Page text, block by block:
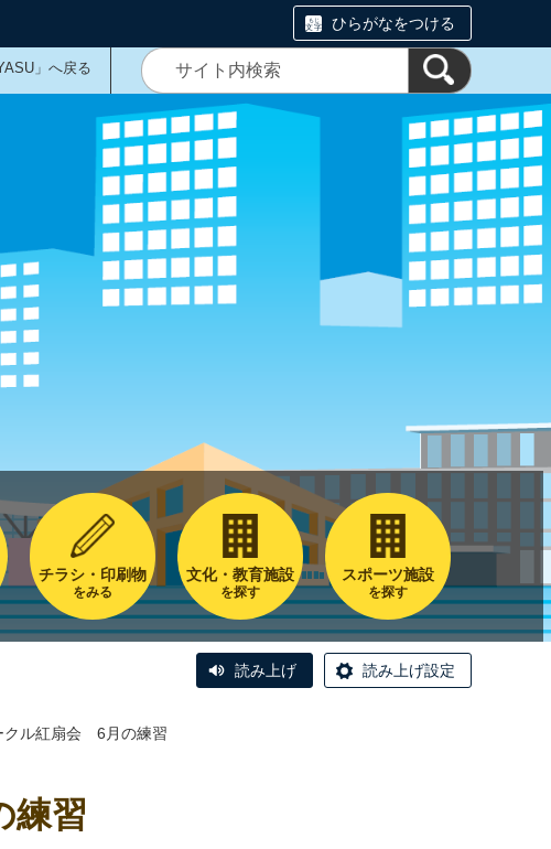
ひらがなをつける
」へ戻る
チラシ・印刷物
をみる
文化・教育施設
を探す
スポーツ施設
を探す
読み上げ 読み上げ設定
クル紅扇会 6月の練習
練習